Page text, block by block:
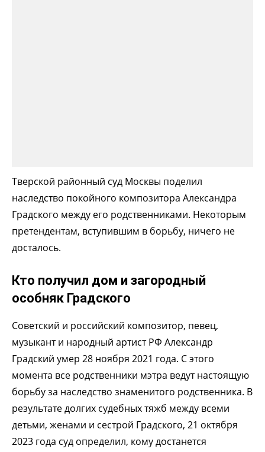
Тверской районный суд Москвы поделил
наследство покойного композитора Александра
Градского между его родственниками. Некоторым
претендентам, вступившим в борьбу, ничего не
досталось.
Кто получил дом и загородный
особняк Градского
Советский и российский композитор, певец,
музыкант и народный артист РФ Александр
Градский умер 28 ноября 2021 года. С этого
момента все родственники мэтра ведут настоящую
борьбу за наследство знаменитого родственника. В
результате долгих судебных тяжб между всеми
детьми, женами и сестрой Градского, 21 октября
2023 года суд определил, кому достанется